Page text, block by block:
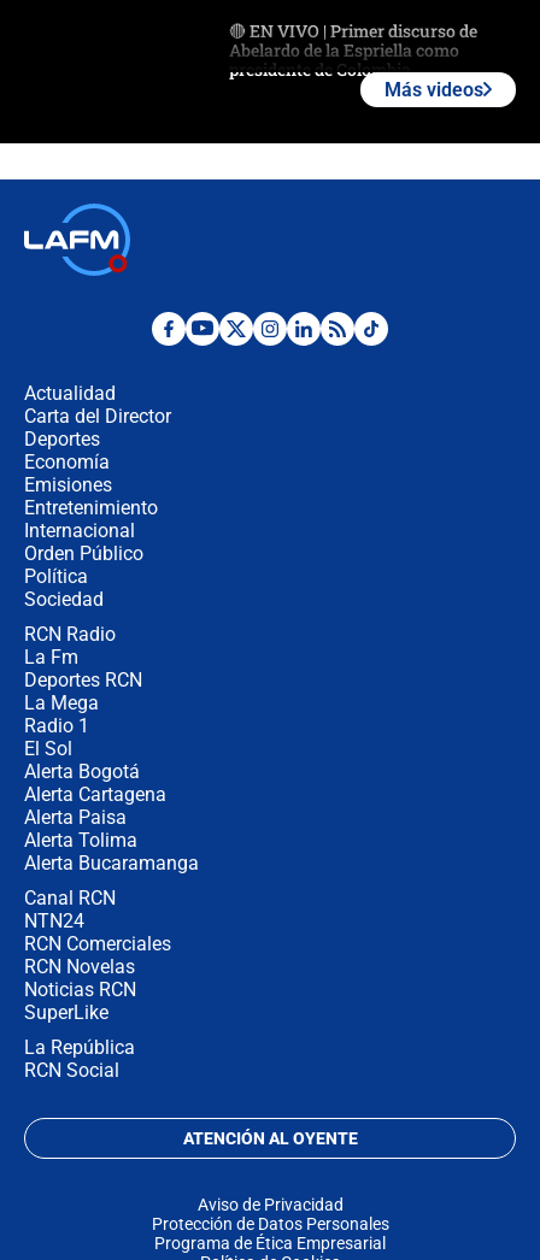
🔴 EN VIVO | Primer discurso de
Abelardo de la Espriella como
presidente de Colombia
Espriella en Cali inicia la
Desde dermatitis hasta infecciones:
Más videos
Actualidad
Carta del Director
Deportes
Economía
Emisiones
Entretenimiento
Internacional
Orden Público
Política
Sociedad
RCN Radio
La Fm
Deportes RCN
La Mega
Radio 1
El Sol
Alerta Bogotá
Alerta Cartagena
Alerta Paisa
Alerta Tolima
Alerta Bucaramanga
Canal RCN
NTN24
RCN Comerciales
RCN Novelas
Noticias RCN
SuperLike
La República
RCN Social
ATENCIÓN AL OYENTE
Aviso de Privacidad
Protección de Datos Personales
Programa de Ética Empresarial